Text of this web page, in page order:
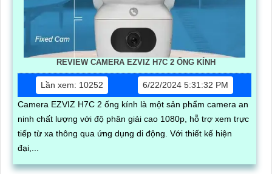
REVIEW CAMERA EZVIZ H7C 2 ỐNG KÍNH
Lần xem: 10252
6/22/2024 5:31:32 PM
Camera EZVIZ H7C 2 ống kính là một sản phẩm camera an
ninh chất lượng với độ phân giải cao 1080p, hỗ trợ xem trực
tiếp từ xa thông qua ứng dụng di động. Với thiết kế hiện
đại,...